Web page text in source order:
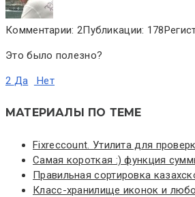
Комментарии: 2Публикации: 178
Это было полезно?
2 Да Нет
МАТЕРИАЛЫ ПО ТЕМЕ
Fixreccount. Утилита для
Самая короткая :) функция
Правильная сортировка
Класс-хранилище иконок и